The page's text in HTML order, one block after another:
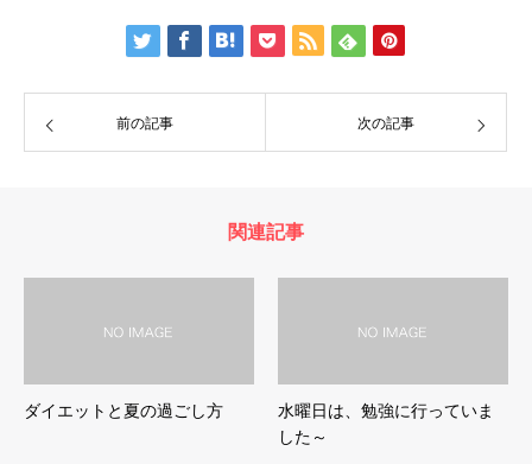
前の記事 次の記事
関連記事
ダイエットと夏の過ごし方
水曜日は、勉強に行っていま
した～